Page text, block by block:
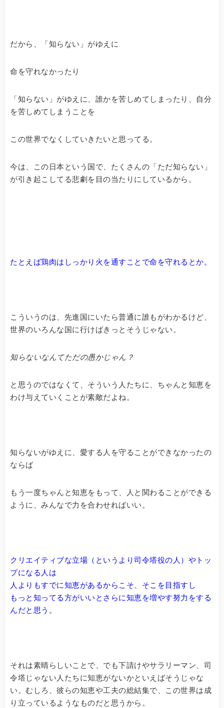
だから、「知らない」がゆえに
命を守れなかったり
「知らない」がゆえに、誰かを苦しめてしまったり、自分
を苦しめてしまうことを
この世界でなくしていきたいと思ってる。
今は、この日本という国で、たくさんの「ただ知らない」
が引き起こしてる悲劇を目の当たりにしているから。
たとえば鶏肉はしっかり火を通すことで命を守れるとか。
こういうのは、先進国にいたら普通に誰もがわかるけど、
世界のいろんな国に行けばきっとそうじゃない。
知らないなんてただの愚かじゃん？
と思うのではなくて、そういう人たちに、ちゃんと知恵を
わけ与えていくことが素敵だよね。
知らないがゆえに、愛する人を守ることができなかったの
ならば
もう一度ちゃんと知恵をもって、人と関わることができる
ように、みんなで力を合わせればいい。
クリエイティブな立場（というより司令塔役の人）やトッ
プになる人は
人よりもすでに知恵があるからこそ、そこを目指すし
もっと知ってる方がいいとさらに知恵を増やす努力をする
んだと思う。
それは素晴らしいことで、でも下請けやサラリーマン、司
令塔じゃない人たちに知恵がないかといえばそうじゃな
い。むしろ、彼らの知恵や工夫の総結集で、この世界は成
り立っているようなものだと思うから。